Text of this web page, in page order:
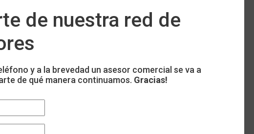
de nuestra red de
y a la brevedad un asesor comercial se va a
de qué manera continuamos. Gracias!